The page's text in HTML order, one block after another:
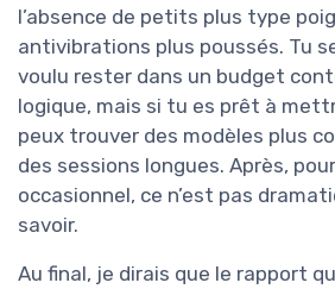
l’absence de petits plus type
antivibrations plus poussés. Tu
voulu rester dans un budget
logique, mais si tu es prêt à
peux trouver des modèles plus
des sessions longues. Après,
occasionnel, ce n’est pas
savoir.
Au final, je dirais que le rapport